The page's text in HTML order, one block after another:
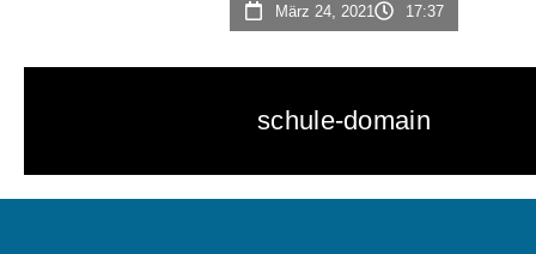
März 24, 2021 17:37
schule-domain